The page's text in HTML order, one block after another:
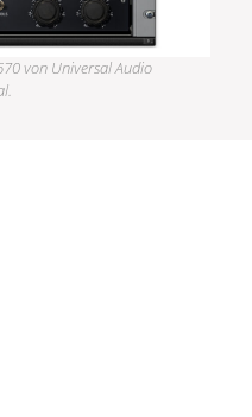
von Universal Audio